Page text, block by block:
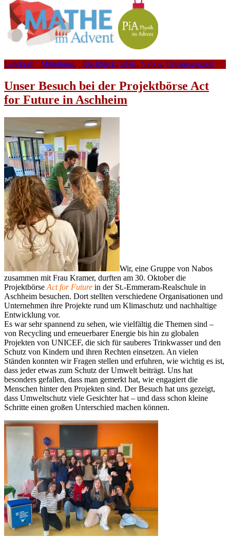
Lehrkraft _Mitteilung, _Rückblick, BNE, Nabos, Uncategorized
Unser Besuch bei der Projektbörse Act
for Future in Aschheim
Wir, eine Gruppe von Nabos
zusammen mit Frau Kramer, durften am 30. Oktober die
Projektbörse Act for Future in der St.-Emmeram-Realschule in
Aschheim besuchen. Dort stellten verschiedene Organisationen und
Unternehmen ihre Projekte rund um Klimaschutz und nachhaltige
Entwicklung vor.
Es war sehr spannend zu sehen, wie vielfältig die Themen sind –
von Recycling und erneuerbarer Energie bis hin zu globalen
Projekten von UNICEF, die sich für sauberes Trinkwasser und den
Schutz von Kindern und ihren Rechten einsetzen. An vielen
Ständen konnten wir Fragen stellen und erfuhren, wie wichtig es ist,
dass jeder etwas zum Schutz der Umwelt beiträgt. Uns hat
besonders gefallen, dass man gemerkt hat, wie engagiert die
Menschen hinter den Projekten sind. Der Besuch hat uns gezeigt,
dass Umweltschutz viele Gesichter hat – und dass schon kleine
Schritte einen großen Unterschied machen können.